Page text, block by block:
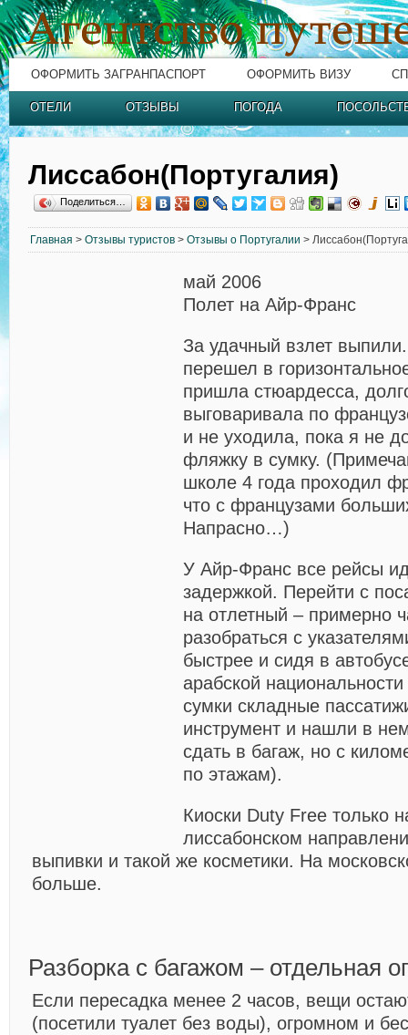
ОФОРМИТЬ ЗАГРАНПАСПОРТ ОФОРМИТЬ ВИЗУ
ОТЕЛИ ОТЗЫВЫ ПОГОДА
Лиссабон(Португалия)
Поделиться…
Главная > Отзывы туристов > Отзывы о Португалии >
май 2006
Полет на Айр-Франс
За удачный взлет
перешел в
пришла стюардесса,
выговаривала по
и не уходила, пока я не
фляжку в сумку.
школе 4 года проходил
что с французами
Напрасно…)
У Айр-Франс все рейсы
задержкой. Перейти с
на отлетный – примерно
разобраться с
быстрее и сидя в
арабской
сумки складные
инструмент и нашли в
сдать в багаж, но с
по этажам).
Киоски Duty Free только
лиссабонском
выпивки и такой же косметики. На
больше.
Разборка с багажом – отдельная
Если пересадка менее 2 часов, вещи
(посетили туалет без воды), огромном и